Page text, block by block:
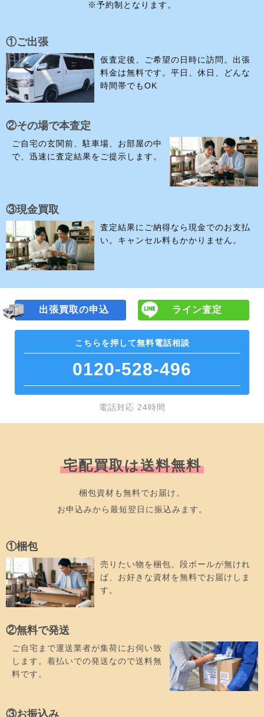
※予約制となります。
①ご出張
仮査定後、ご希望の日時に訪問。出張
料金は無料です。平日、休日、どんな
時間帯でもOK
②その場で本査定
ご自宅の玄関前、駐車場、お部屋の中
で、迅速に査定結果をご提示します。
③現金買取
査定結果にご納得なら現金でのお支払
い。キャンセル料もかかりません。
出張買取の申込 ライン査定
こちらを押して無料電話相談
0120-528-496
電話対応 24時間
宅配買取は送料無料
梱包資材も無料でお届け。
お申込みから最短翌日に振込みます。
①梱包
売りたい物を梱包。段ボールが無けれ
ば、お好きな資材を無料でお届けしま
す。
②無料で発送
ご自宅まで運送業者が集荷にお伺い致
します。着払いでの発送なので送料無
料です。
③お振込み